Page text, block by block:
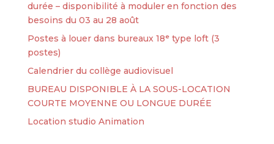
durée – disponibilité à moduler en fonction des
besoins du 03 au 28 août
Postes à louer dans bureaux 18ᵉ type loft (3
postes)
Calendrier du collège audiovisuel
BUREAU DISPONIBLE À LA SOUS-LOCATION
COURTE MOYENNE OU LONGUE DURÉE
Location studio Animation